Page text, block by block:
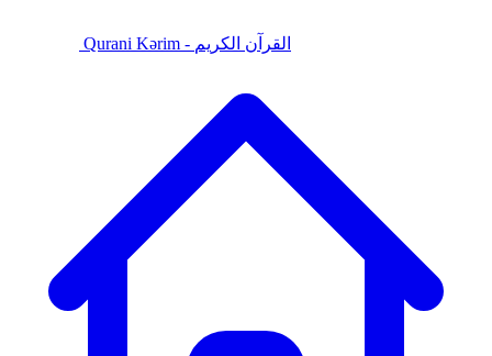
Qurani Kərim - القرآن الكريم